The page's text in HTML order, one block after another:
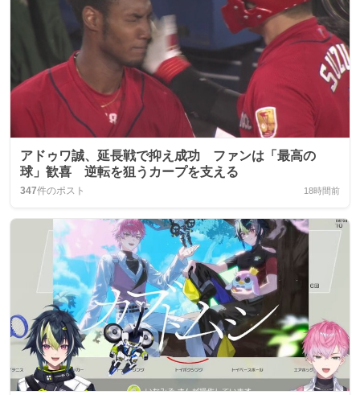
アドゥワ誠、延長戦で抑え成功 ファンは「最高の
球」歓喜 逆転を狙うカープを支える
347件のポスト 18時間前